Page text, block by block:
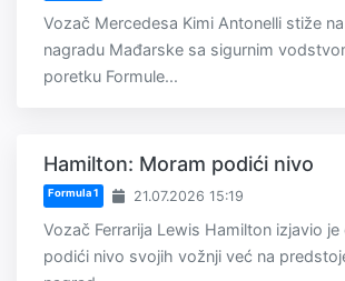
Vozač Mercedesa Kimi Antonelli stiže
nagradu Mađarske sa sigurnim
poretku Formule...
Hamilton: Moram podići nivo
Formula 1 21.07.2026 15:19
Vozač Ferrarija Lewis Hamilton izjavio je
podići nivo svojih vožnji već na